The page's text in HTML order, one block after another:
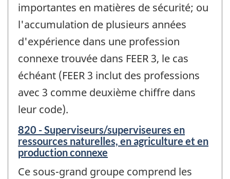
importantes en matières de sécurité; ou
l'accumulation de plusieurs années
d'expérience dans une profession
connexe trouvée dans FEER 3, le cas
échéant (FEER 3 inclut des professions
avec 3 comme deuxième chiffre dans
leur code).
820 - Superviseurs/superviseures en
ressources naturelles, en agriculture et en
production connexe
Ce sous-grand groupe comprend les